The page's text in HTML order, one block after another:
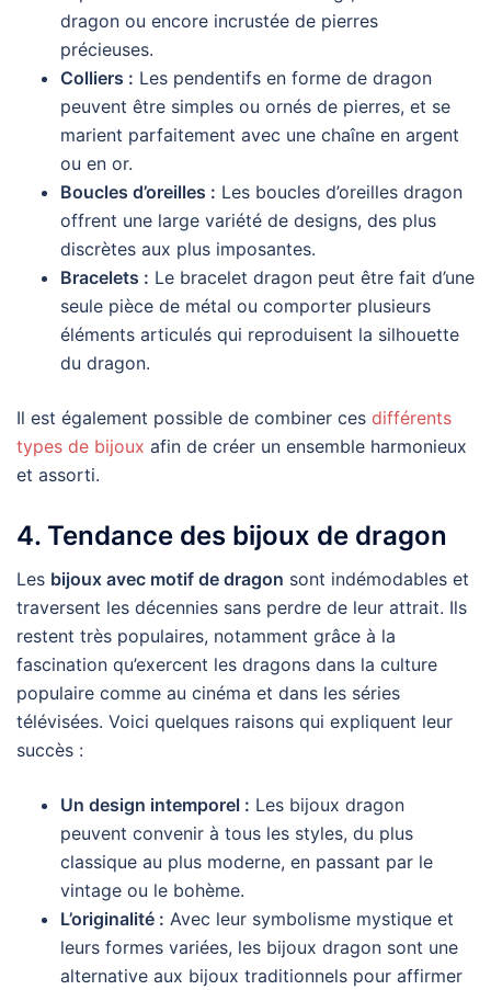
dragon ou encore incrustée de pierres
précieuses.
Colliers : Les pendentifs en forme de dragon
peuvent être simples ou ornés de pierres, et se
marient parfaitement avec une chaîne en argent
ou en or.
Boucles d’oreilles : Les boucles d’oreilles dragon
offrent une large variété de designs, des plus
discrètes aux plus imposantes.
Bracelets : Le bracelet dragon peut être fait d’une
seule pièce de métal ou comporter plusieurs
éléments articulés qui reproduisent la silhouette
du dragon.
Il est également possible de combiner ces différents
types de bijoux afin de créer un ensemble harmonieux
et assorti.
4. Tendance des bijoux de dragon
Les bijoux avec motif de dragon sont indémodables et
traversent les décennies sans perdre de leur attrait. Ils
restent très populaires, notamment grâce à la
fascination qu’exercent les dragons dans la culture
populaire comme au cinéma et dans les séries
télévisées. Voici quelques raisons qui expliquent leur
succès :
Un design intemporel : Les bijoux dragon
peuvent convenir à tous les styles, du plus
classique au plus moderne, en passant par le
vintage ou le bohème.
L’originalité : Avec leur symbolisme mystique et
leurs formes variées, les bijoux dragon sont une
alternative aux bijoux traditionnels pour affirmer